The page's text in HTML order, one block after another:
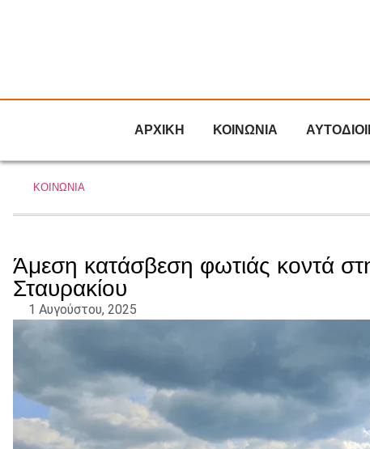
ΑΡΧΙΚΗ ΚΟΙΝΩΝΙΑ
ΚΟΙΝΩΝΙΑ
Άμεση κατάσβεση φωτιάς κοντά
Σταυρακίου
1 Αυγούστου, 2025